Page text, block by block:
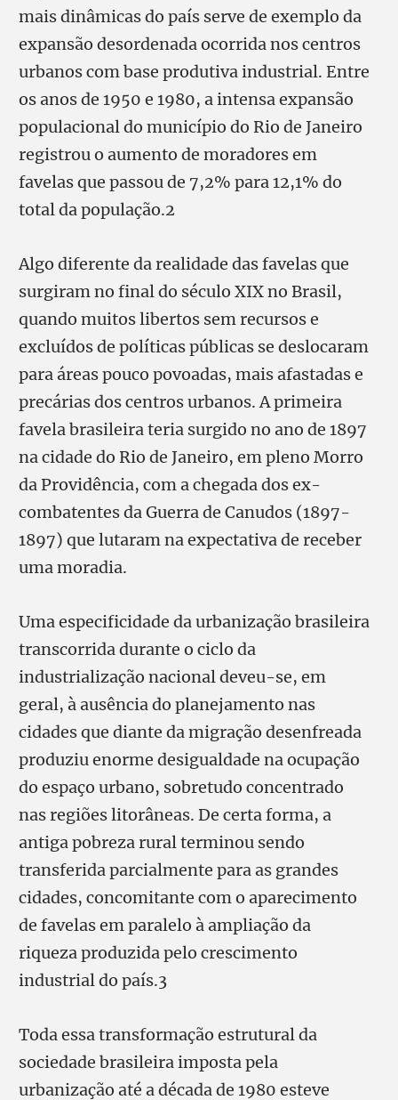
mais dinâmicas do país serve de exemplo da
expansão desordenada ocorrida nos centros
urbanos com base produtiva industrial. Entre
os anos de 1950 e 1980, a intensa expansão
populacional do município do Rio de Janeiro
registrou o aumento de moradores em
favelas que passou de 7,2% para 12,1% do
total da população.2
Algo diferente da realidade das favelas que
surgiram no final do século XIX no Brasil,
quando muitos libertos sem recursos e
excluídos de políticas públicas se deslocaram
para áreas pouco povoadas, mais afastadas e
precárias dos centros urbanos. A primeira
favela brasileira teria surgido no ano de 1897
na cidade do Rio de Janeiro, em pleno Morro
da Providência, com a chegada dos ex-
combatentes da Guerra de Canudos (1897-
1897) que lutaram na expectativa de receber
uma moradia.
Uma especificidade da urbanização brasileira
transcorrida durante o ciclo da
industrialização nacional deveu-se, em
geral, à ausência do planejamento nas
cidades que diante da migração desenfreada
produziu enorme desigualdade na ocupação
do espaço urbano, sobretudo concentrado
nas regiões litorâneas. De certa forma, a
antiga pobreza rural terminou sendo
transferida parcialmente para as grandes
cidades, concomitante com o aparecimento
de favelas em paralelo à ampliação da
riqueza produzida pelo crescimento
industrial do país.3
Toda essa transformação estrutural da
sociedade brasileira imposta pela
urbanização até a década de 1980 esteve